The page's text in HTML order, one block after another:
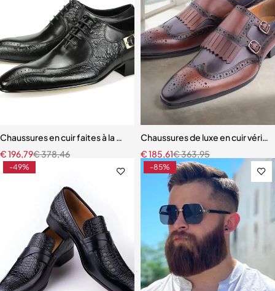
Chaussures en cuir faites à la main pour hommes chaussures
€378,46
€196,79
Chaussures de luxe en cuir
€363,95
€185,61
-49% -85%